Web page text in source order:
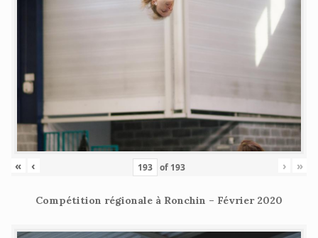
« ‹ of 193 › »
Compétition régionale à Ronchin – Février 2020